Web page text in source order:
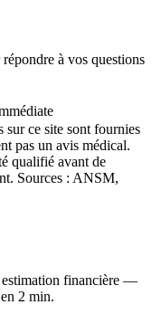
à vos questions
sur ce site sont fournies
pas un avis médical.
qualifié avant de
Sources : ANSM,
financière —
2 min.